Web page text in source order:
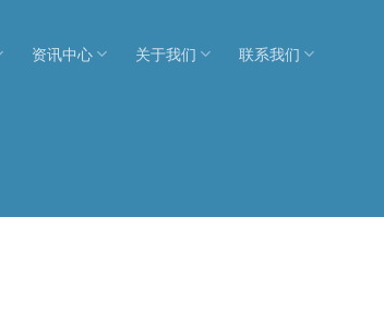
资讯中心 关于我们 联系我们